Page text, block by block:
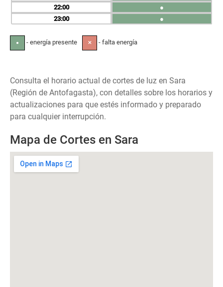
22
23
●
●
● - energía presente ✕ - falta energía
Consulta el horario actual de cortes de luz en Sara
(Región de Antofagasta), con detalles sobre los horarios y
actualizaciones para que estés informado y preparado
para cualquier interrupción.
Mapa de Cortes en Sara